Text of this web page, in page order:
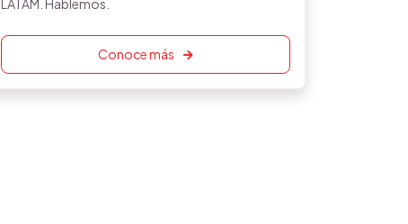
LATAM. Hablemos.
Conoce más